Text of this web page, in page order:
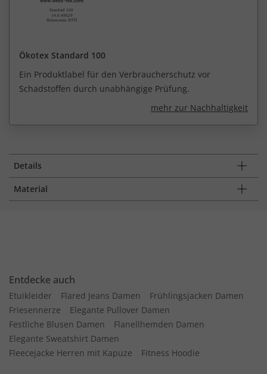
Ökotex Standard 100
Ein Produktlabel für den Verbraucherschutz vor
Schadstoffen durch unabhängige Prüfung.
mehr zur Nachhaltigkeit
Details
Material
Entdecke auch
Etuikleider Flared Jeans Damen
Frühlingsjacken Damen
Friesennerze
Elegante Pullover Damen
Festliche Blusen Damen
Flanellhemden Damen
Elegante Sweatshirt Damen
Fleecejacke Herren mit Kapuze
Fitness Hoodie